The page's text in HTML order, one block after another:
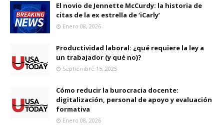
El novio de Jennette McCurdy: la historia de
citas de la ex estrella de ‘iCarly’
Enero 08, 2026
Productividad laboral: ¿qué requiere la ley a
un trabajador (y qué no)?
Septiembre 15, 2025
Cómo reducir la burocracia docente:
digitalización, personal de apoyo y evaluación
formativa
Enero 08, 2026